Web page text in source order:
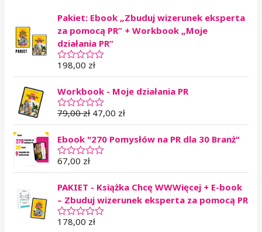
Pakiet: Ebook „Zbuduj wizerunek eksperta
za pomocą PR” + Workbook „Moje
działania PR”
O
c
n
i
o
0
n
a
5
198,00 zł
Workbook - Moje działania PR
O
c
n
i
o
0
a
5
79,00zł 47,00 zł
Ebook "270 Pomysłów na PR dla 30 Branż"
O
c
n
o
n
o
67,00 zł
PAKIET - Książka Chcę WWWięcej + E-book
– Zbuduj wizerunek eksperta za pomocą PR
O
178,00 zł